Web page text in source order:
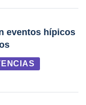
eventos hípicos